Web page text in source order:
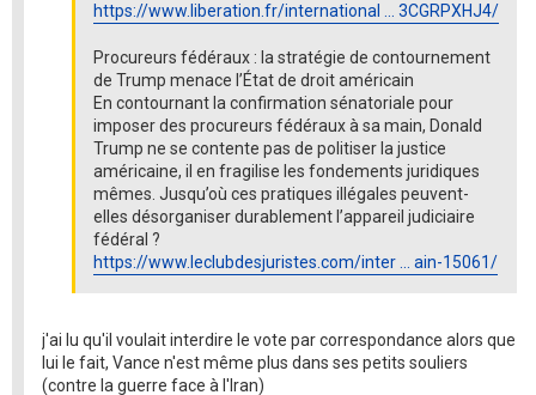
https://www.liberation.fr/international ... 3CGRPXHJ4/
Procureurs fédéraux : la stratégie de contournement
de Trump menace l’État de droit américain
En contournant la confirmation sénatoriale pour
imposer des procureurs fédéraux à sa main, Donald
Trump ne se contente pas de politiser la justice
américaine, il en fragilise les fondements juridiques
mêmes. Jusqu’où ces pratiques illégales peuvent-
elles désorganiser durablement l’appareil judiciaire
fédéral ?
https://www.leclubdesjuristes.com/inter ... ain-15061/
j'ai lu qu'il voulait interdire le vote par correspondance alors que
lui le fait, Vance n'est même plus dans ses petits souliers
(contre la guerre face à l'Iran)